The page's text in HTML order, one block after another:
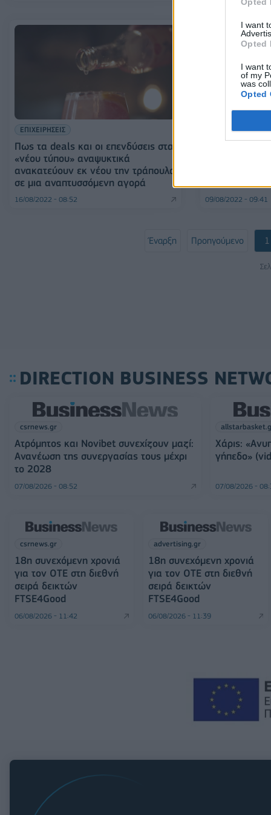
I want
Opted
I want
of my
was
Opted
ΕΠΙΧΕΙΡΗΣΕΙΣ
Πως τα deals και οι επενδύσεις στα
«νέου τύπου» αναψυκτικά
ανακατεύουν εκ νέου την τράπουλα
σε μια αναπτυσσόμενη αγορά
16/08/2022 - 08:52
θυγατρική
09/08/2022 - 09:41
Έναρξη Προηγούμενο 1
DIRECTION BUSINESS
csrnews.gr
Ατρόμητος και Novibet συνεχίζουν μαζί:
Ανανέωση της συνεργασίας τους μέχρι
το 2028
07/08/2026 - 08:52
Χάρις:
γήπεδο»
07/08/2026 -
csrnews.gr
18η συνεχόμενη χρονιά
για τον ΟΤΕ στη διεθνή
σειρά δεικτών
FTSE4Good
06/08/2026 - 11:42
advertising.gr
18η συνεχόμενη χρονιά
για τον ΟΤΕ στη διεθνή
σειρά δεικτών
FTSE4Good
06/08/2026 - 11:39